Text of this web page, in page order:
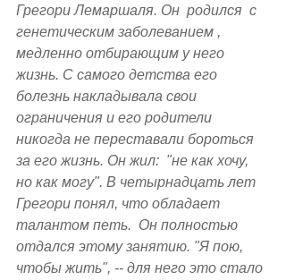
Грегори Лемаршаля. Он  родился  с
генетическим заболеванием ,
медленно отбирающим у него
жизнь. С самого детства его
болезнь накладывала свои
ограничения и его родители
никогда не переставали бороться
за его жизнь. Он жил:  "не как хочу,
но как могу". В четырнадцать лет
Грегори понял, что обладает
талантом петь.  Он полностью
отдался этому занятию. "Я пою,
чтобы жить", -- для него это стало